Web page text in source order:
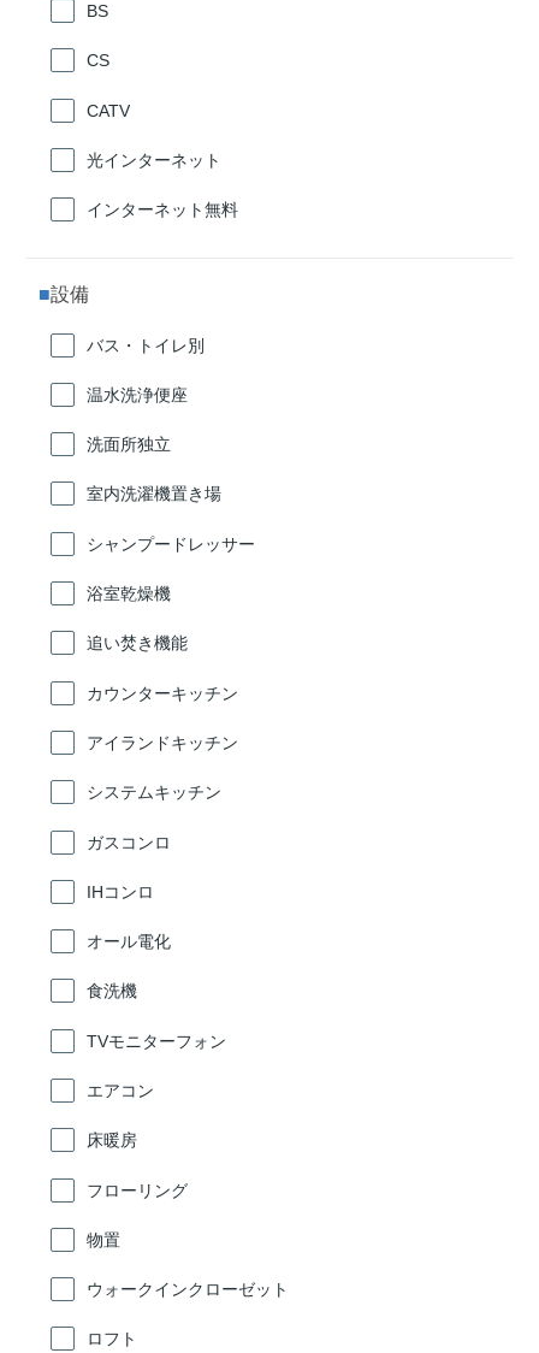
BS
CS
CATV
光インターネット
インターネット無料
設備
バス・トイレ別
温水洗浄便座
洗面所独立
室内洗濯機置き場
シャンプードレッサー
浴室乾燥機
追い焚き機能
カウンターキッチン
アイランドキッチン
システムキッチン
ガスコンロ
IHコンロ
オール電化
食洗機
TVモニターフォン
エアコン
床暖房
フローリング
物置
ウォークインクローゼット
ロフト